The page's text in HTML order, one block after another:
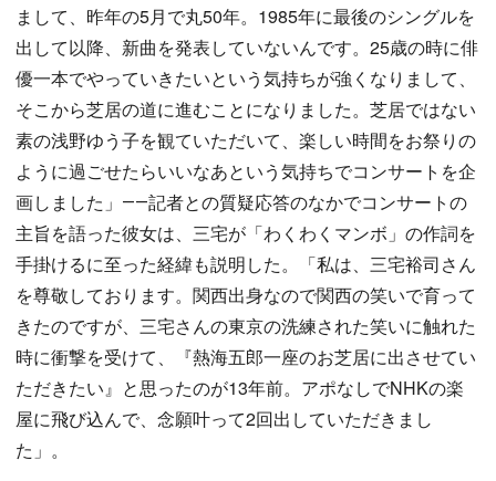
まして、昨年の5月で丸50年。1985年に最後のシングルを
出して以降、新曲を発表していないんです。25歳の時に俳
優一本でやっていきたいという気持ちが強くなりまして、
そこから芝居の道に進むことになりました。芝居ではない
素の浅野ゆう子を観ていただいて、楽しい時間をお祭りの
ように過ごせたらいいなあという気持ちでコンサートを企
画しました」――記者との質疑応答のなかでコンサートの
主旨を語った彼女は、三宅が「わくわくマンボ」の作詞を
手掛けるに至った経緯も説明した。「私は、三宅裕司さん
を尊敬しております。関西出身なので関西の笑いで育って
きたのですが、三宅さんの東京の洗練された笑いに触れた
時に衝撃を受けて、『熱海五郎一座のお芝居に出させてい
ただきたい』と思ったのが13年前。アポなしでNHKの楽
屋に飛び込んで、念願叶って2回出していただきまし
た」。